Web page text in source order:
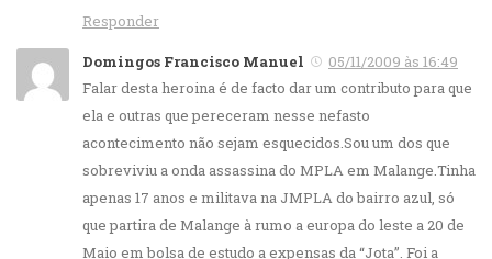
Responder
Domingos Francisco Manuel
05/11/2009 às 16:49
Falar desta heroina é de facto dar um contributo para que
ela e outras que pereceram nesse nefasto
acontecimento não sejam esquecidos.Sou um dos que
sobreviviu a onda assassina do MPLA em Malange.Tinha
apenas 17 anos e militava na JMPLA do bairro azul, só
que partira de Malange à rumo a europa do leste a 20 de
Maio em bolsa de estudo a expensas da “Jota”. Foi a